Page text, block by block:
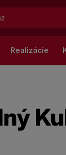
Realizácie